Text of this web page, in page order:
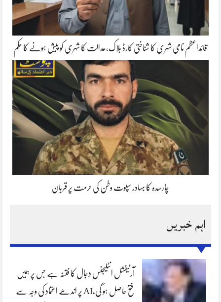
قائداعظم نامی شہری کا شناختی کارڈ بلاک،عدالت کا شہری کو پیش ہونے کا حکم
چارسدہ کا بہادر سپوت وطن کی حرمت پر قربان
اہم خبریں
آرٹیفشل انٹلیجنس دجال کا فتنہ ہے جس پر ہمیں
فتح حاصل ہو گی،AI پر اندھے اعتماد کی وجہ سے